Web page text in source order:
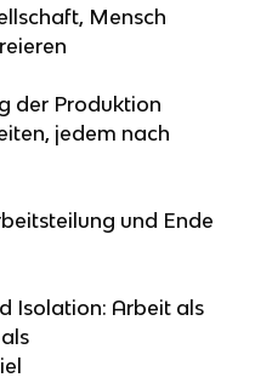
Mensch
der Produktion
jedem nach
und Ende
Isolation: Arbeit als